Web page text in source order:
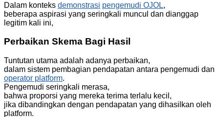
Dalam konteks demonstrasi pengemudi OJOL,
beberapa aspirasi yang seringkali muncul dan dianggap
legitim kali ini,
Perbaikan Skema Bagi Hasil
Tuntutan utama adalah adanya perbaikan,
dalam sistem pembagian pendapatan antara pengemudi dan
operator platform.
Pengemudi seringkali merasa,
bahwa proporsi yang mereka terima terlalu kecil,
jika dibandingkan dengan pendapatan yang dihasilkan oleh
platform.